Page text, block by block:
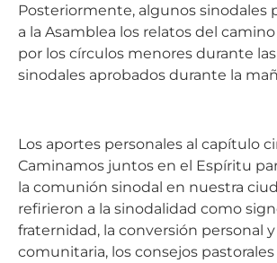
Posteriormente, algunos sinodales
a la Asamblea los relatos del
por los círculos menores durante
sinodales aprobados durante la
Los aportes personales al capítulo
Caminamos juntos en el Espíritu
la comunión sinodal en nuestra
refirieron a la sinodalidad como
fraternidad, la conversión personal y
comunitaria, los consejos